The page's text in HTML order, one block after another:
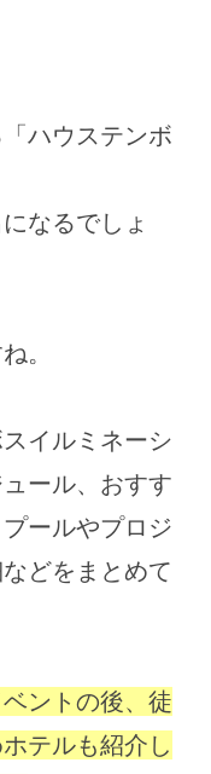
ハウステンボ
なるでしょ
。
イルミネーシ
ール、おすす
ールやプロジ
どをまとめて
ントの後、徒
テルも紹介し